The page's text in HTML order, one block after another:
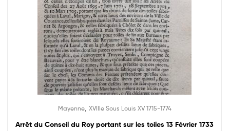
Mayenne, XVIIIe Sous Louis XV 1715-1774
Arrêt du Conseil du Roy portant sur les toiles 13 Février 1733